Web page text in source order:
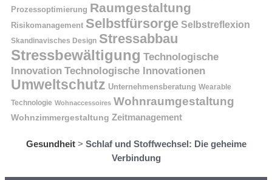
Prozessoptimierung Raumgestaltung
Risikomanagement Selbstfürsorge Selbstreflexion
Skandinavisches Design Stressabbau
Stressbewältigung Technologische
Innovation Technologische Innovationen
Umweltschutz Unternehmensberatung Wearable
Technologie Wohnaccessoires Wohnraumgestaltung
Wohnzimmergestaltung Zeitmanagement
Gesundheit> Schlaf und Stoffwechsel: Die geheime
Verbindung